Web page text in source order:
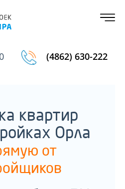
(4862) 630-222
квартир
Орла
от